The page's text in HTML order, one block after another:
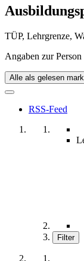
TÜP, Lehrgrenze,
Angaben zur
Alle als gelesen
RSS-Feed
Filter